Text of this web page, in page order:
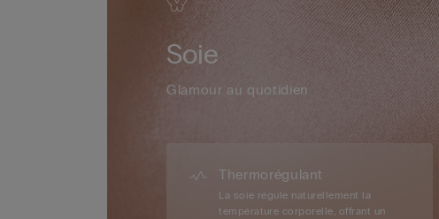
Soie
Glamour au quotidien
Thermorégulant
La soie régule naturellement la
température corporelle, offrant un